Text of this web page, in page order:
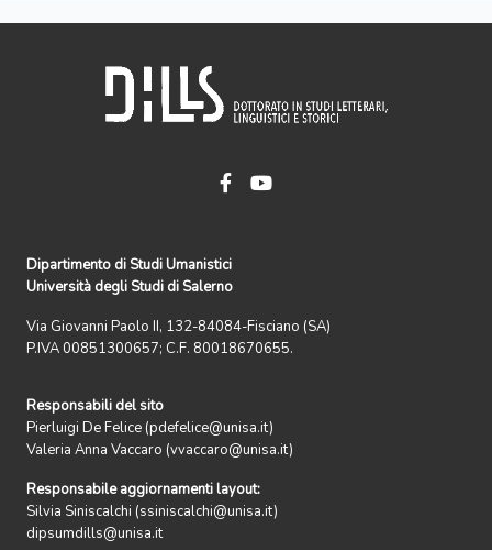
Dipartimento di Studi Umanistici
Università degli Studi di Salerno
Via Giovanni Paolo II, 132-84084-Fisciano (SA)
P.IVA 00851300657; C.F. 80018670655.
Responsabili del sito
Pierluigi De Felice (pdefelice@unisa.it)
Valeria Anna Vaccaro (vvaccaro@unisa.it)
Responsabile aggiornamenti layout:
Silvia Siniscalchi (ssiniscalchi@unisa.it)
dipsumdills@unisa.it